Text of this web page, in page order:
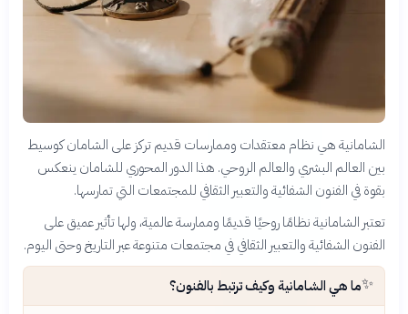
الشامانية هي نظام معتقدات وممارسات قديم تركز على الشامان كوسيط
بين العالم البشري والعالم الروحي. هذا الدور المحوري للشامان ينعكس
بقوة في الفنون الشفائية والتعبير الثقافي للمجتمعات التي تمارسها.
تعتبر الشامانية نظامًا روحيًا قديمًا وممارسة عالمية، ولها تأثير عميق على
الفنون الشفائية والتعبير الثقافي في مجتمعات متنوعة عبر التاريخ وحتى اليوم.
✨ما هي الشامانية وكيف ترتبط بالفنون؟